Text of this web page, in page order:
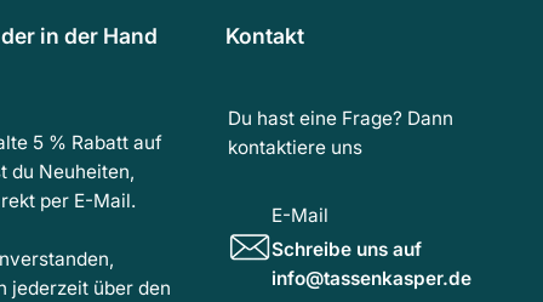
in der Hand
5 % Rabatt auf
du Neuheiten,
per E-Mail.
jederzeit über den
Kontakt
Du hast eine Frage? Dann
kontaktiere uns
E-Mail
Schreibe uns auf
info@tassenkasper.de